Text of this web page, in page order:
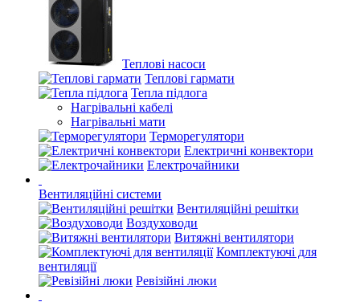
Теплові насоси
Теплові гармати
Тепла підлога
Нагрівальні кабелі
Нагрівальні мати
Терморегулятори
Електричні конвектори
Електрочайники
Вентиляційні системи
Вентиляційні решітки
Воздуховоди
Витяжні вентилятори
Комплектуючі для
вентиляції
Ревізійні люки